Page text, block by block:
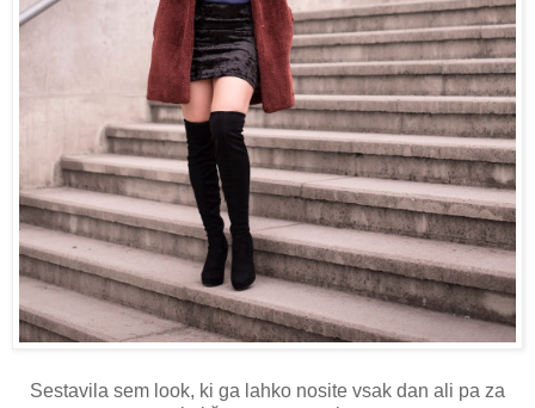
Sestavila sem look, ki ga lahko nosite vsak dan ali pa za